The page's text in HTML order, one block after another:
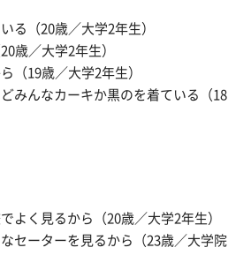
る（20歳／大学2年生）
歳／大学2年生）
（19歳／大学2年生）
みんなカーキか黒のを着ている（18
よく見るから（20歳／大学2年生）
セーターを見るから（23歳／大学院